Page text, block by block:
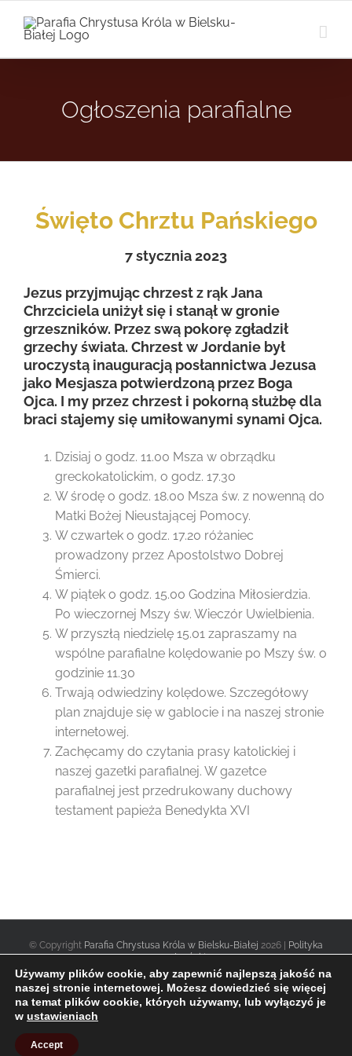
zawartości
Ogłoszenia parafialne
Święto Chrztu Pańskiego
7stycznia 2023
Jezus przyjmując chrzest z rąk Jana
Chrzciciela uniżył się i stanął w gronie
grzeszników. Przez swą pokorę zgładził
grzechy świata. Chrzest w Jordanie był
uroczystą inauguracją posłannictwa Jezusa
jako Mesjasza potwierdzoną przez Boga
Ojca. I my przez chrzest i pokorną służbę dla
braci stajemy się umiłowanymi synami Ojca.
Dzisiaj o godz. 11.00 Msza w obrządku
greckokatolickim, o godz. 17.30
W środę o godz. 18.00 Msza św. z nowenną do
Matki Bożej Nieustającej Pomocy.
W czwartek o godz. 17.20 różaniec
prowadzony przez Apostolstwo Dobrej
Śmierci.
W piątek o godz. 15.00 Godzina Miłosierdzia.
Po wieczornej Mszy św. Wieczór Uwielbienia.
W przyszłą niedzielę 15.01 zapraszamy na
wspólne parafialne kolędowanie po Mszy św. o
godzinie 11.30
Trwają odwiedziny kolędowe. Szczegółowy
plan znajduje się w gablocie i na naszej stronie
internetowej.
Zachęcamy do czytania prasy katolickiej i
naszej gazetki parafialnej. W gazetce
parafialnej jest przedrukowany duchowy
testament papieża Benedykta XVI
© Copyright Parafia Chrystusa Króla w Bielsku-Białej 2026 |
Polityka
prywatności|
Facebook Twitter Instagram
Używamy plików cookie, aby zapewnić najlepszą jakość na
naszej stronie internetowej. Możesz dowiedzieć się więcej
na temat plików cookie, których używamy, lub wyłączyć je
w ustawieniach
Accept